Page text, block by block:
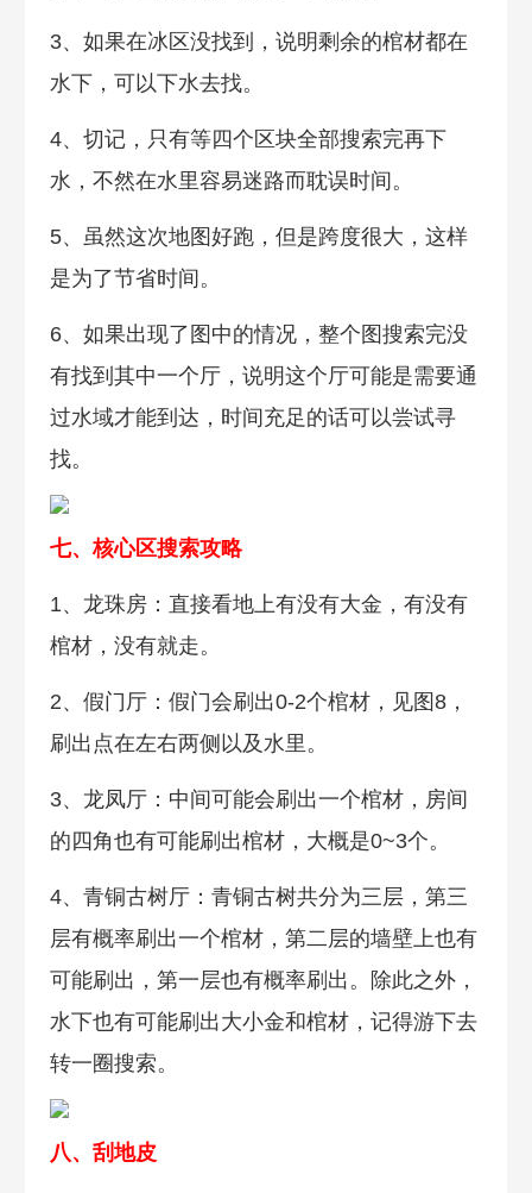
3、如果在冰区没找到，说明剩余的棺材都在
水下，可以下水去找。
4、切记，只有等四个区块全部搜索完再下
水，不然在水里容易迷路而耽误时间。
5、虽然这次地图好跑，但是跨度很大，这样
是为了节省时间。
6、如果出现了图中的情况，整个图搜索完没
有找到其中一个厅，说明这个厅可能是需要通
过水域才能到达，时间充足的话可以尝试寻
找。
七、核心区搜索攻略
1、龙珠房：直接看地上有没有大金，有没有
棺材，没有就走。
2、假门厅：假门会刷出0-2个棺材，见图8，
刷出点在左右两侧以及水里。
3、龙凤厅：中间可能会刷出一个棺材，房间
的四角也有可能刷出棺材，大概是0~3个。
4、青铜古树厅：青铜古树共分为三层，第三
层有概率刷出一个棺材，第二层的墙壁上也有
可能刷出，第一层也有概率刷出。除此之外，
水下也有可能刷出大小金和棺材，记得游下去
转一圈搜索。
八、刮地皮